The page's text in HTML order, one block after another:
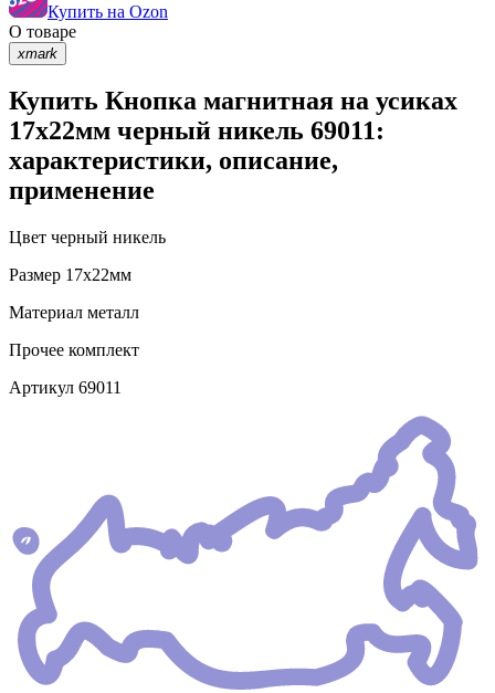
Купить на Ozon
О товаре
xmark
Купить Кнопка магнитная на усиках
17х22мм черный никель 69011:
характеристики, описание,
применение
Цвет черный никель
Размер 17х22мм
Материал металл
Прочее комплект
Артикул 69011